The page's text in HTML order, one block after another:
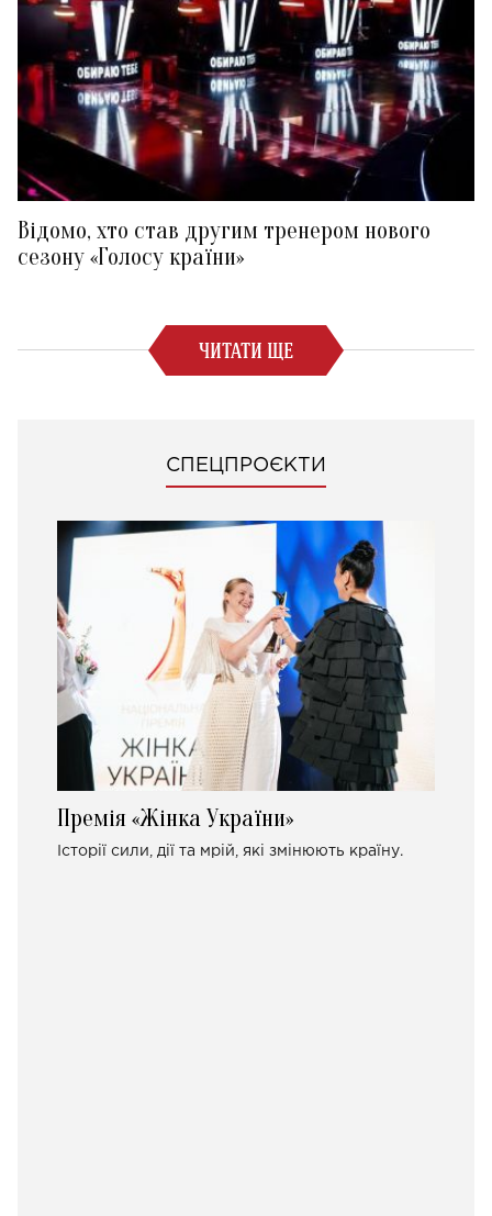
Відомо, хто став другим тренером нового
сезону «Голосу країни»
ЧИТАТИ ЩЕ
СПЕЦПРОЄКТИ
Премія «Жінка України»
Історії сили, дії та мрій, які змінюють країну.